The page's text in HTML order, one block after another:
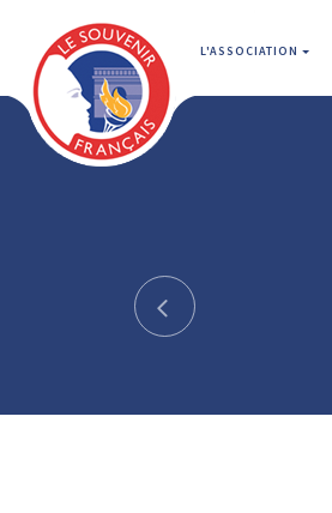
L'ASSOCIATION